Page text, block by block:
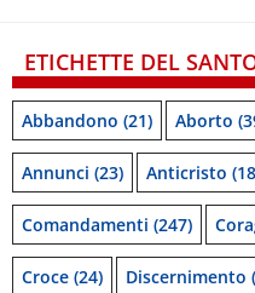
ETICHETTE DEL
Abbandono (21) Aborto
Annunci (23) Anticristo
Comandamenti (247)
Croce (24) Discernimento